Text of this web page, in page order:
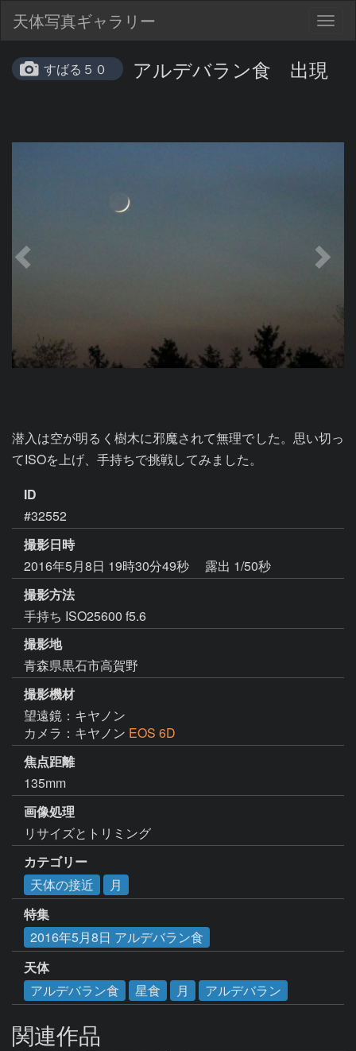
天体写真ギャラリー
すばる５０ アルデバラン食 出現
潜入は空が明るく樹木に邪魔されて無理でした。思い切っ
てISOを上げ、手持ちで挑戦してみました。
ID
#32552
撮影日時
2016年5月8日 19時30分49秒
露出 1/50秒
撮影方法
手持ち ISO25600 f5.6
撮影地
青森県黒石市高賀野
撮影機材
望遠鏡：キヤノン
カメラ：キヤノン EOS 6D
焦点距離
135mm
画像処理
リサイズとトリミング
カテゴリー
天体の接近
月
特集
2016年5月8日 アルデバラン食
天体
アルデバラン食
星食 月 アルデバラン
関連作品